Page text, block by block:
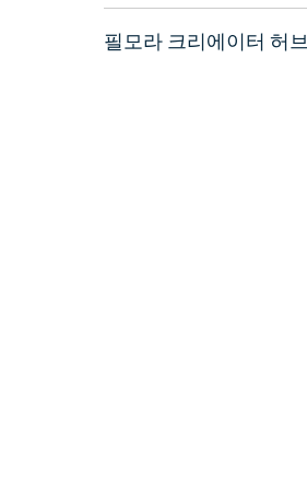
필모라 크리에이터 허브